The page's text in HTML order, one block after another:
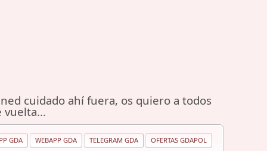
cuidado ahí fuera, os quiero a todos
vuelta...
GDA WEBAPP GDA TELEGRAM GDA OFERTAS GDAPOL